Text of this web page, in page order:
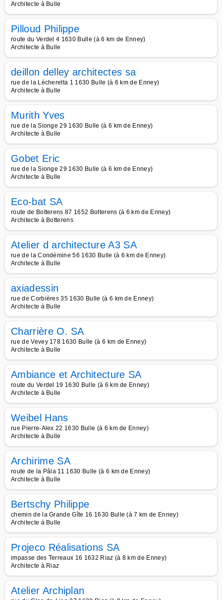
Architecte à Bulle
Pilloud Philippe
route du Verdel 4 1630 Bulle (à 6 km de Enney)
Architecte à Bulle
deillon delley architectes sa
rue de la Lécheretta 1 1630 Bulle (à 6 km de Enney)
Architecte à Bulle
Murith Yves
rue de la Sionge 29 1630 Bulle (à 6 km de Enney)
Architecte à Bulle
Gobet Eric
rue de la Sionge 29 1630 Bulle (à 6 km de Enney)
Architecte à Bulle
Eco-bat SA
route de Botterens 87 1652 Botterens (à 6 km de Enney)
Architecte à Botterens
Atelier d architecture A3 SA
rue de la Condémine 56 1630 Bulle (à 6 km de Enney)
Architecte à Bulle
axiadessin
rue de Corbières 35 1630 Bulle (à 6 km de Enney)
Architecte à Bulle
Charrière O. SA
rue de Vevey 178 1630 Bulle (à 6 km de Enney)
Architecte à Bulle
Ambiance et Architecture SA
route du Verdel 19 1630 Bulle (à 6 km de Enney)
Architecte à Bulle
Weibel Hans
rue Pierre-Alex 22 1630 Bulle (à 6 km de Enney)
Architecte à Bulle
Archirime SA
route de la Pâla 11 1630 Bulle (à 6 km de Enney)
Architecte à Bulle
Bertschy Philippe
chemin de la Grande Gîte 16 1630 Bulle (à 7 km de Enney)
Architecte à Bulle
Projeco Réalisations SA
impasse des Terreaux 16 1632 Riaz (à 8 km de Enney)
Architecte à Riaz
Atelier Archiplan